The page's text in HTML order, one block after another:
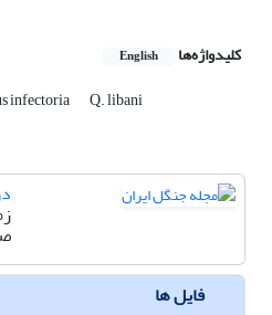
کلیدواژه‌ها English
infectoria Q. libani
فایل ها